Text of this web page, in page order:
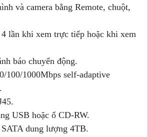
và camera bằng Remote, chuột,
lần khi xem trực tiếp hoặc khi xem
báo chuyển động.
100/1000Mbps self-adaptive
USB hoặc ổ CD-RW.
dung lượng 4TB.